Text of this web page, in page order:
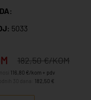
5033
182,50 €/KOM
116,80 €/kom + pdv
182,50 €